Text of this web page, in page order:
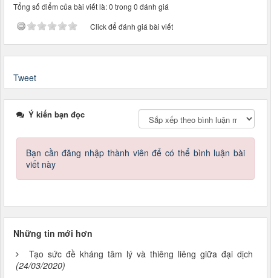
Tổng số điểm của bài viết là: 0 trong 0 đánh giá
Click để đánh giá bài viết
Tweet
Ý kiến bạn đọc
Bạn cần đăng nhập thành viên để có thể bình luận bài
viết này
Những tin mới hơn
Tạo sức đề kháng tâm lý và thiêng liêng giữa đại dịch
(24/03/2020)